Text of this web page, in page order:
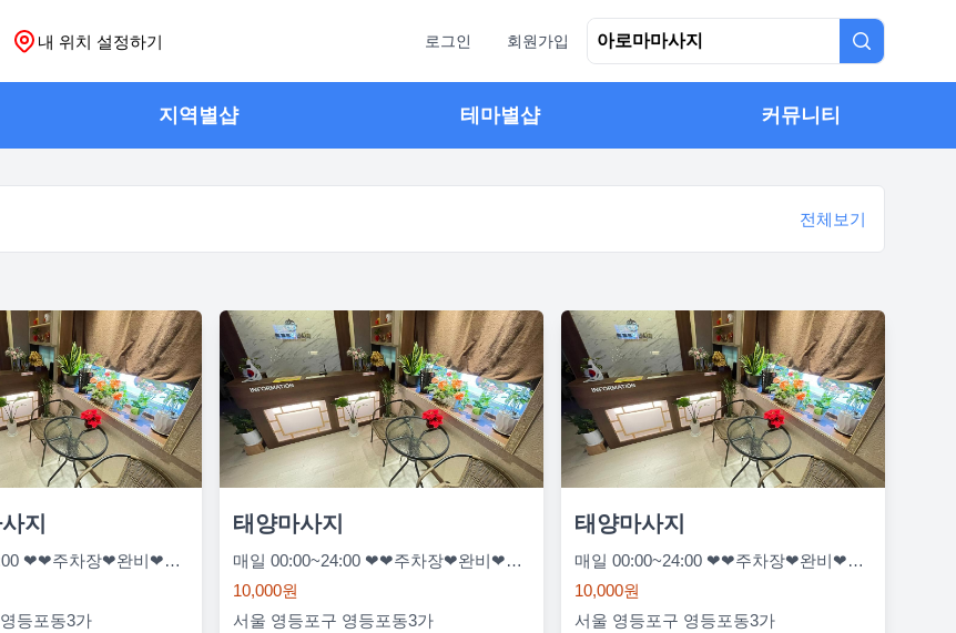
내 위치 설정하기 로그인 회원가입
지역별샵 테마별샵 커뮤니티
전체보기
지
매일 00:00~24:00 ❤❤주차장❤완비❤살균소독완료❤ | 일요일 00:00~24:00 ❤방문시10%할인❤마사지❤
등포동3가
태양마사지
매일 00:00~24:00 ❤❤주차장❤완비❤살균소독완료❤ | 일요일 00:00~24:00 ❤방문시10%할인❤마사지❤
10,000원
서울 영등포구 영등포동3가
태양마사지
매일 00:00~24:00 ❤❤주차장❤완비❤살균소독완료❤ | 일요일 00:00~24:00 ❤방문시10%할인❤마사지❤
10,000원
서울 영등포구 영등포동3가